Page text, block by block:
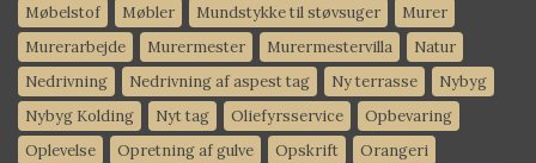
Møbelstof
Møbler Mundstykke til støvsuger
Murer
Murerarbejde
Murermester Murermestervilla
Natur
Nedrivning
Nedrivning af aspest tag Ny terrasse
Nybyg
Nybyg Kolding
Nyt tag Oliefyrsservice
Opbevaring
Oplevelse
Opretning af gulve Opskrift
Orangeri